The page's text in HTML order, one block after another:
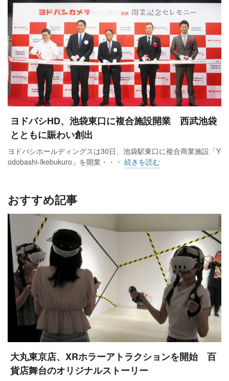
ヨドバシHD、池袋東口に複合施設開業 西武池袋
とともに賑わい創出
ヨドバシホールディングスは30日、池袋駅東口に複合商業施設「Y
odobashi-Ikebukuro」を開業・・・ 続きを読む
おすすめ記事
大丸東京店、XRホラーアトラクションを開始 百
貨店舞台のオリジナルストーリー